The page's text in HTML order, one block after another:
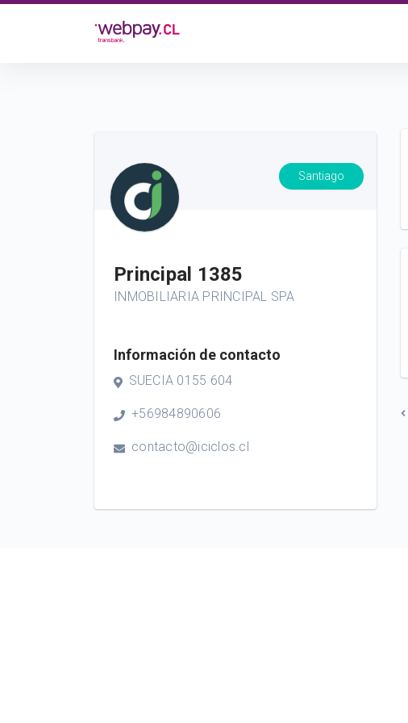
Santiago
Principal 1385
INMOBILIARIA PRINCIPAL SPA
Información de contacto
SUECIA 0155 604
+56984890606
contacto@iciclos.cl